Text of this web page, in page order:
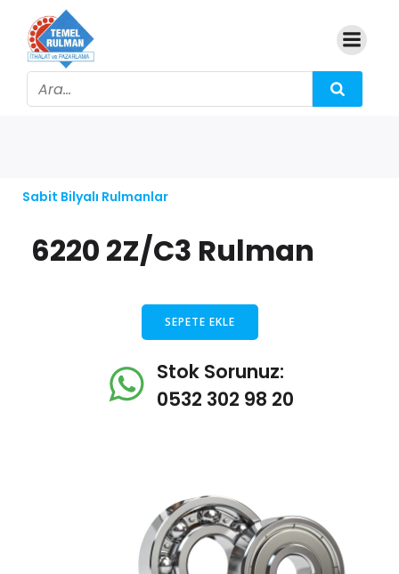
Sabit Bilyalı Rulmanlar
6220 2Z/C3 Rulman
SEPETE EKLE
Stok Sorunuz:
0532 302 98 20